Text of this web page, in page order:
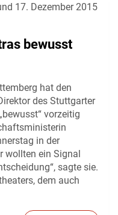
17. Dezember 2015
bewusst
hat den
des Stuttgarter
vorzeitig
in der
wollten ein Signal
sagte sie.
dem auch